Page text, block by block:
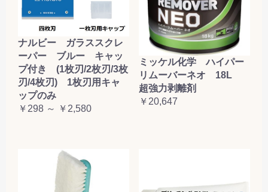
ナルビー ガラススクレ
ーパー ブルー キャッ
プ付き (1枚刃/2枚刃/3枚
刃/4枚刃) 1枚刃用キャ
ップのみ
￥298 ～ ￥2,580
ミッケル化学 ハイパー
リムーバーネオ 18L
超強力剥離剤
￥20,647